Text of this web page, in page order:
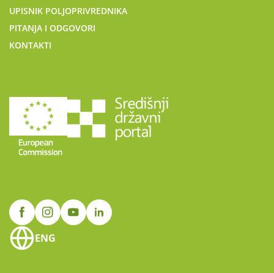
UPISNIK POLJOPRIVREDNIKA
PITANJA I ODGOVORI
KONTAKTI
ENG